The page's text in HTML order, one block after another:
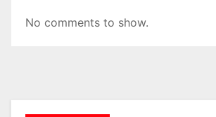
No comments to show.